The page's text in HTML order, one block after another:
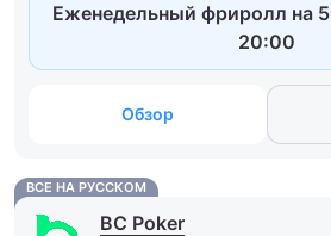
Еженедельный фриролл на
20:00
Обзор
ВСЕ НА РУССКОМ
BC Poker